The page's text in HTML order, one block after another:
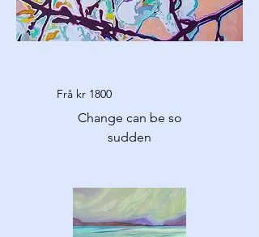
Frå kr 1800
Change can be so
sudden